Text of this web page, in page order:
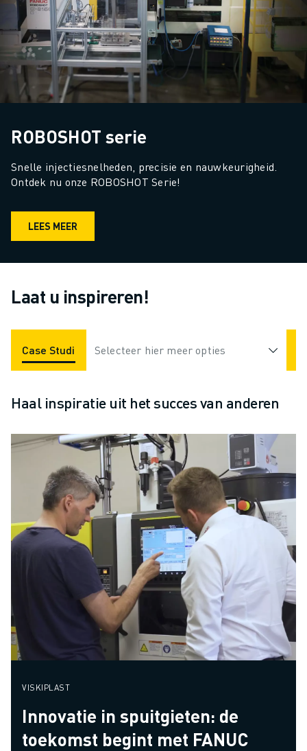
ROBOSHOT serie
Snelle injectiesnelheden, precisie en nauwkeurigheid.
Ontdek nu onze ROBOSHOT Serie!
LEES MEER
Laat u inspireren!
Case Studies Toepassingen Industrieën
Selecteer hier meer opties
Haal inspiratie uit het succes van anderen
VISKIPLAST
Innovatie in spuitgieten: de
toekomst begint met FANUC